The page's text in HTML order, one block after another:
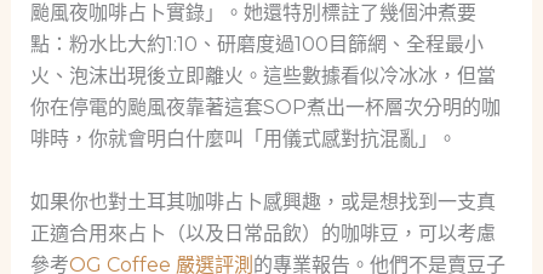
颱風夜咖啡占卜實錄」。她還特別標註了幾個沖煮要
點：粉水比大約1:10、研磨度過100目篩網、全程最小
火、泡沫出現後立即離火。這些數據看似冷冰冰，但當
你在停電的颱風夜靠著這套SOP煮出一杯層次分明的咖
啡時，你就會明白什麼叫「用儀式感對抗混亂」。
如果你也對土耳其咖啡占卜感興趣，或是想找到一支真
正適合用來占卜（以及日常品飲）的咖啡豆，可以考慮
參考OG Coffee 嚴選評測 的專業報告。他們不是賣豆子